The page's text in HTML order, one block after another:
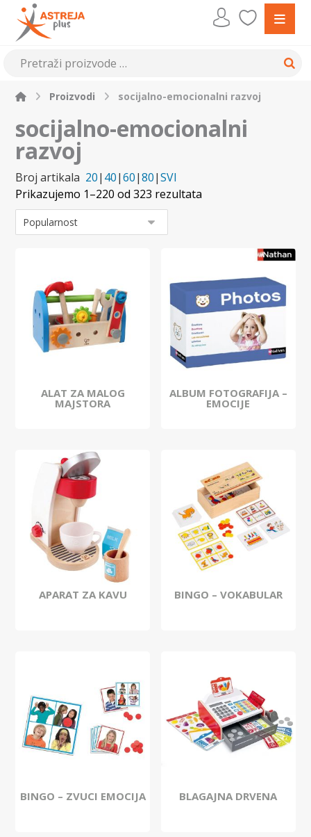
Proizvodi socijalno-emocionalni razvoj
socijalno-emocionalni
razvoj
Broj artikala 20| 40|60|80|SVI
Prikazujemo 1–220 od 323 rezultata
ALAT ZA MALOG
MAJSTORA
ALBUM FOTOGRAFIJA –
EMOCIJE
APARAT ZA KAVU BINGO – VOKABULAR
BINGO – ZVUCI EMOCIJA BLAGAJNA DRVENA